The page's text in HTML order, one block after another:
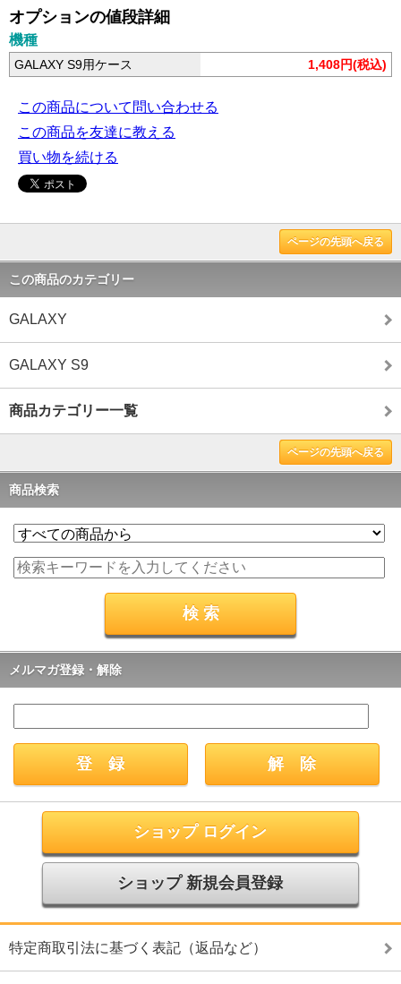
オプションの値段詳細
機種
GALAXY S9用ケース 1,408円(税込)
この商品について問い合わせる
この商品を友達に教える
買い物を続ける
ページの先頭へ戻る
この商品のカテゴリー
GALAXY
GALAXY S9
商品カテゴリー一覧
ページの先頭へ戻る
商品検索
メルマガ登録・解除
ショップ ログイン
ショップ 新規会員登録
特定商取引法に基づく表記（返品など）